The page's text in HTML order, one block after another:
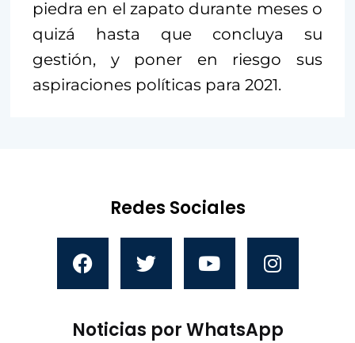
piedra en el zapato durante meses o
quizá hasta que concluya su
gestión, y poner en riesgo sus
aspiraciones políticas para 2021.
Redes Sociales
Noticias por WhatsApp